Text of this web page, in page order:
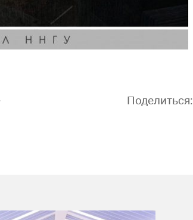
Поделиться: